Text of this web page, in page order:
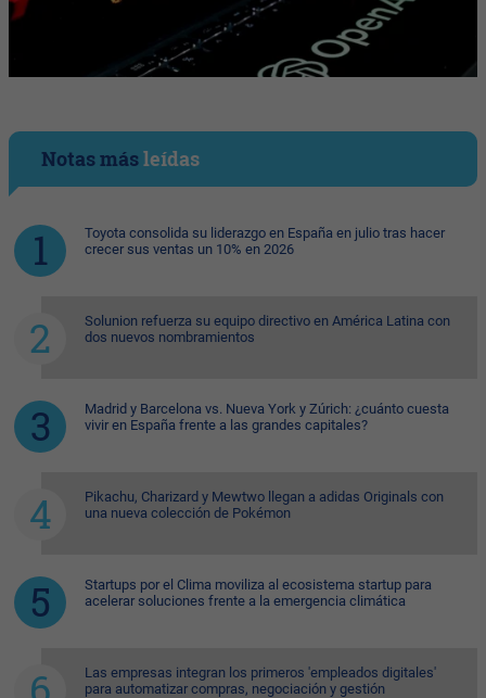
Notas másleídas
Toyota consolida su liderazgo en España en julio tras hacer
crecer sus ventas un 10% en 2026
Solunion refuerza su equipo directivo en América Latina con
dos nuevos nombramientos
Madrid y Barcelona vs. Nueva York y Zúrich: ¿cuánto cuesta
vivir en España frente a las grandes capitales?
Pikachu, Charizard y Mewtwo llegan a adidas Originals con
una nueva colección de Pokémon
Startups por el Clima moviliza al ecosistema startup para
acelerar soluciones frente a la emergencia climática
Las empresas integran los primeros 'empleados digitales'
para automatizar compras, negociación y gestión